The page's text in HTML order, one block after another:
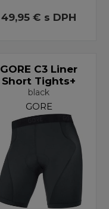
49,95 € s DPH
GORE C3 Liner
Short Tights+
black
GORE